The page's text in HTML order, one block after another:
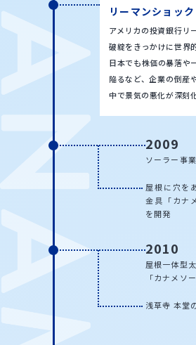
リーマンショック
アメリカの投資銀行リ
破綻をきっかけに世界
日本でも株価の暴落や
陥るなど、企業の倒産
中で景気の悪化が深刻
2009
ソーラー事
屋根に穴を
金具 「カナ
を開発
2010
屋根一体型
「カナメソ
浅草寺 本堂